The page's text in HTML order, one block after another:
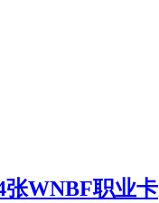
张WNBF职业卡